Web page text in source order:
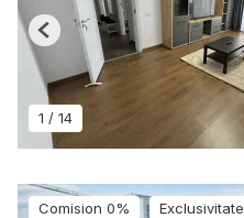
1 / 14
Previous
Comision 0% Exclusivitate